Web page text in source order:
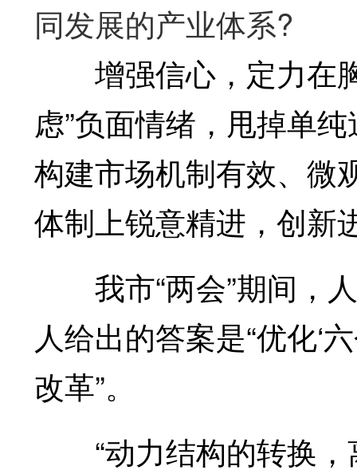
同发展的产业体系?
增强信心，定力在胸
虑”负面情绪，甩掉单
构建市场机制有效、微
体制上锐意精进，创新
我市“两会”期间，人
人给出的答案是“优化‘
改革”。
“动力结构的转换，